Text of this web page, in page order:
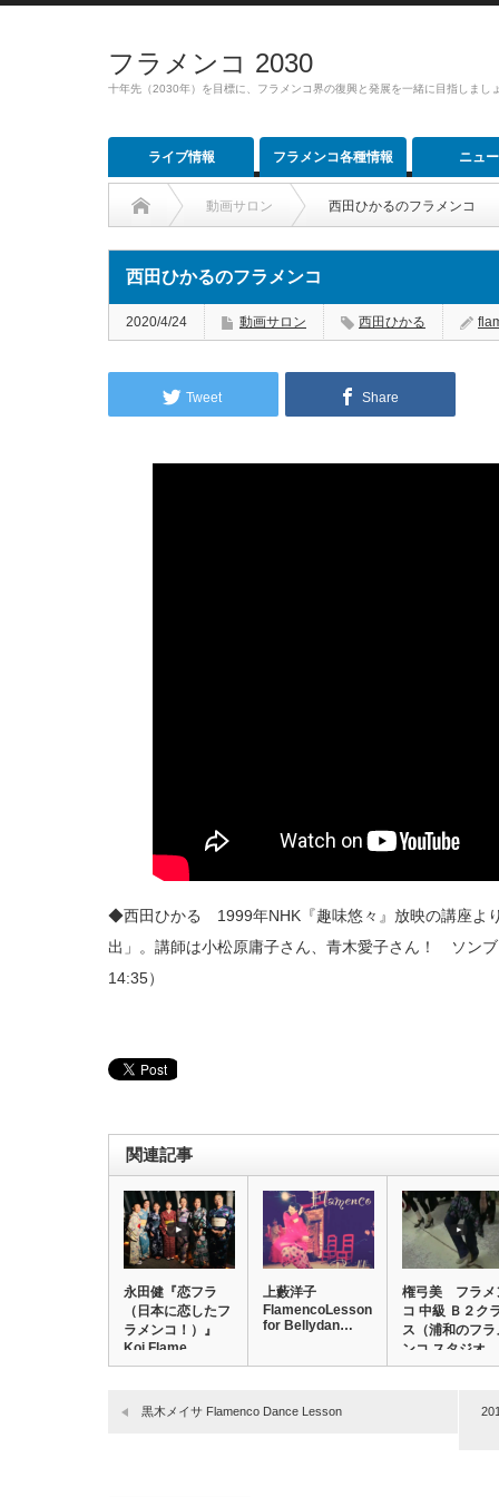
フラメンコ 2030
十年先（2030年）を目標に、フラメンコ界の復興と発展を一緒に目指しまし
ライブ情報 フラメンコ各種情報 ニュ
動画サロン 西田ひかるのフラメンコ
西田ひかるのフラメンコ
2020/4/24 動画サロン 西田ひかる
Tweet Share
◆西田ひかる 1999年NHK『趣味悠々』放映の講座よ
出」。講師は小松原庸子さん、青木愛子さん！ ソン
14:35）
関連記事
永田健『恋フラ
（日本に恋したフ
ラメンコ！）』
Koi Flame…
上藪洋子
FlamencoLesson
for Bellydan…
権弓美 フラメ
コ 中級 Ｂ２ク
ス（浦和のフラ
ンコ スタジオ…
黒木メイサ Flamenco Dance Lesson